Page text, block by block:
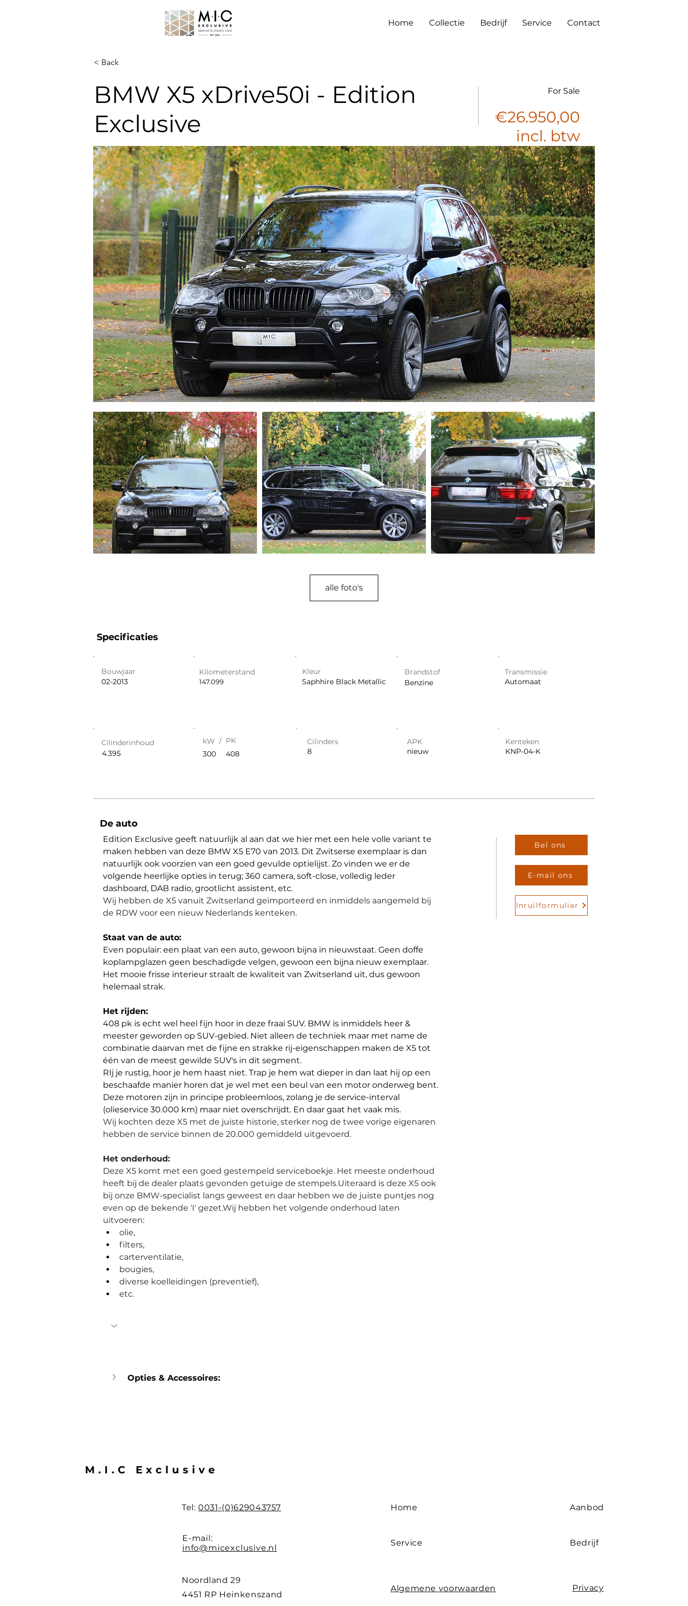
Home Collectie Bedrijf Service Contact
< Back
BMW X5 xDrive50i - Edition
Exclusive
For Sale
€26.950,00
incl. btw
alle foto's
De auto
Edition Exclusive geeft natuurlijk al aan dat we hier met een hele volle variant te
maken hebben van deze BMW X5 E70 van 2013. Dit Zwitserse exemplaar is dan
natuurlijk ook voorzien van een goed gevulde optielijst. Zo vinden we er de
volgende heerlijke opties in terug; 360 camera, soft-close, volledig leder
dashboard, DAB radio, grootlicht assistent, etc.
Wij hebben de X5 vanuit Zwitserland geïmporteerd en inmiddels aangemeld bij
de RDW voor een nieuw Nederlands kenteken.
Staat van de auto:
Even populair: een plaat van een auto, gewoon bijna in nieuwstaat. Geen doffe
koplampglazen geen beschadigde velgen, gewoon een bijna nieuw exemplaar.
Het mooie frisse interieur straalt de kwaliteit van Zwitserland uit, dus gewoon
helemaal strak.
Het rijden:
408 pk is echt wel heel fijn hoor in deze fraai SUV. BMW is inmiddels heer &
meester geworden op SUV-gebied. Niet alleen de techniek maar met name de
combinatie daarvan met de fijne en strakke rij-eigenschappen maken de X5 tot
één van de meest gewilde SUV's in dit segment.
RIj je rustig, hoor je hem haast niet. Trap je hem wat dieper in dan laat hij op een
beschaafde manier horen dat je wel met een beul van een motor onderweg bent.
Deze motoren zijn in principe probleemloos, zolang je de service-interval
(olieservice 30.000 km) maar niet overschrijdt. En daar gaat het vaak mis.
Wij kochten deze X5 met de juiste historie, sterker nog de twee vorige eigenaren
hebben de service binnen de 20.000 gemiddeld uitgevoerd.
Het onderhoud:
Deze X5 komt met een goed gestempeld serviceboekje. Het meeste onderhoud
heeft bij de dealer plaats gevonden getuige de stempels.Uiteraard is deze X5 ook
bij onze BMW-specialist langs geweest en daar hebben we de juiste puntjes nog
even op de bekende 'I' gezet.Wij hebben het volgende onderhoud laten
uitvoeren:
olie,
filters,
carterventilatie,
bougies,
diverse koelleidingen (preventief),
etc.
Opties & Accessoires:
Bel ons
E-mail ons
Inruilformulier
Specificaties
Bouwjaar
02-2013
Kilometerstand
147.099
Kleur
Saphhire Black Metallic
Brandstof
Benzine
Transmissie
Automaat
Cilinderinhoud
4.395
kW /
300
PK
408
Cilinders
8
APK
nieuw
Kenteken
KNP-04-K
M.I.C Exclusive
Tel:0031-(0)629043757
E-mail:
info@micexclusive.nl
Noordland 29
4451 RP Heinkenszand
Home
Service
Algemene voorwaarden
Aanbod
Bedrijf
Privacy